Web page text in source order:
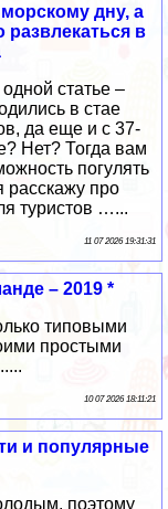
дну, а
развлекаться в
статье –
в стае
да еще и с 37-
Нет? Тогда вам
погулять
расскажу про
туристов …...
11 07 2026 19:31:31
– 2019 *
типовыми
простыми
10 07 2026 18:11:21
и популярные
поэтому